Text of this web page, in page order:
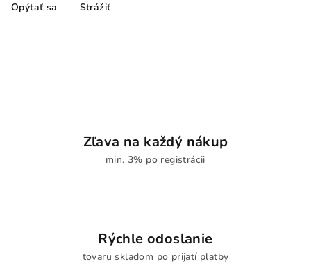
Opýtať sa Strážiť
Zľava na každý nákup
min. 3% po registrácii
Rýchle odoslanie
tovaru skladom po prijatí platby